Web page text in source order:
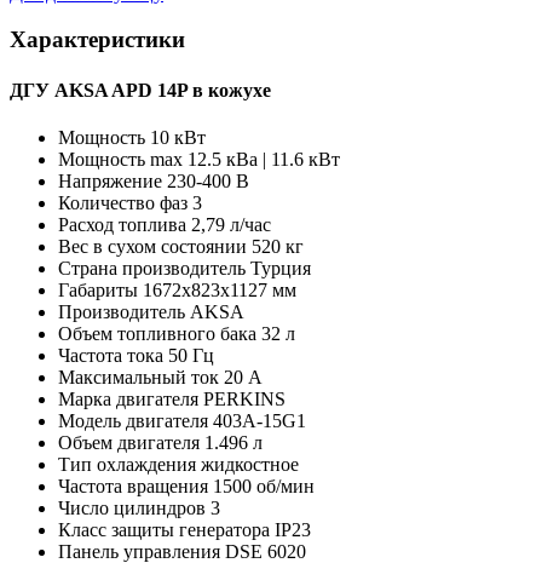
Характеристики
ДГУ AKSA APD 14P в кожухе
Мощность 10 кВт
Мощность max 12.5 кВа | 11.6 кВт
Напряжение 230-400 В
Количество фаз 3
Расход топлива 2,79 л/час
Вес в сухом состоянии 520 кг
Страна производитель Турция
Габариты 1672х823х1127 мм
Производитель AKSA
Объем топливного бака 32 л
Частота тока 50 Гц
Максимальный ток 20 А
Марка двигателя PERKINS
Модель двигателя 403A-15G1
Объем двигателя 1.496 л
Тип охлаждения жидкостное
Частота вращения 1500 об/мин
Число цилиндров 3
Класс защиты генератора IP23
Панель управления DSE 6020